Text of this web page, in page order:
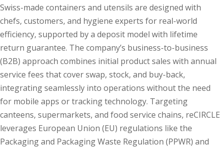
Swiss-made containers and utensils are designed with
chefs, customers, and hygiene experts for real-world
efficiency, supported by a deposit model with lifetime
return guarantee. The company’s business-to-business
(B2B) approach combines initial product sales with annual
service fees that cover swap, stock, and buy-back,
integrating seamlessly into operations without the need
for mobile apps or tracking technology. Targeting
canteens, supermarkets, and food service chains, reCIRCLE
leverages European Union (EU) regulations like the
Packaging and Packaging Waste Regulation (PPWR) and